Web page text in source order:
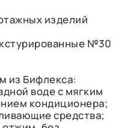
изделий
№30
из Бифлекса:
воде с мягким
кондиционера;
средства;